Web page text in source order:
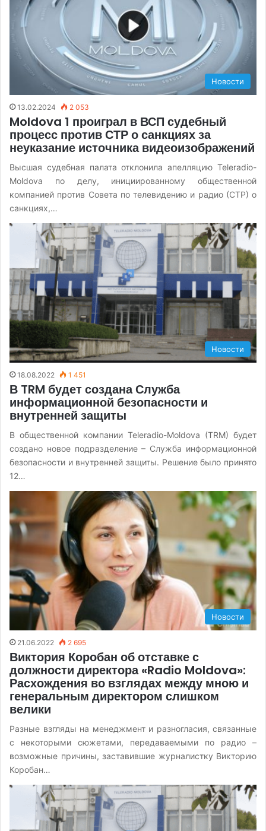
Новости
13.02.2024 2 053
Moldova 1 проиграл в ВСП судебный
процесс против СТР о санкциях за
неуказание источника видеоизображений
Высшая судебная палата отклонила апелляцию Teleradio-
Moldova по делу, инициированному общественной
компанией против Совета по телевидению и радио (СТР) о
санкциях,…
Новости
18.08.2022 1 451
В TRM будет создана Служба
информационной безопасности и
внутренней защиты
В общественной компании Teleradio-Moldova (TRM) будет
создано новое подразделение – Служба информационной
безопасности и внутренней защиты. Решение было принято
12…
Новости
21.06.2022 2 695
Виктория Коробан об отставке с
должности директора «Radio Moldova»:
Расхождения во взглядах между мною и
генеральным директором слишком
велики
Разные взгляды на менеджмент и разногласия, связанные
с некоторыми сюжетами, передаваемыми по радио –
возможные причины, заставившие журналистку Викторию
Коробан…